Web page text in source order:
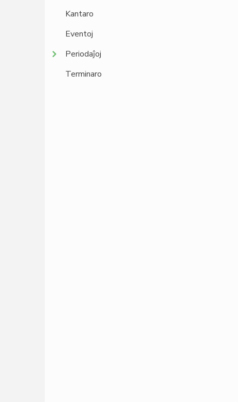
Kantaro
Eventoj
Periodaĵoj
Terminaro